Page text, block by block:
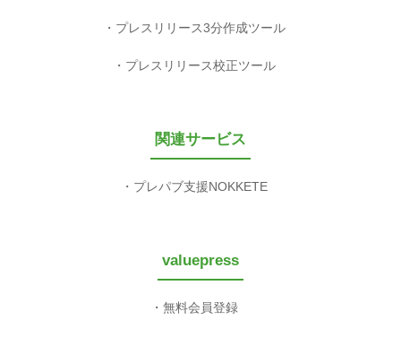
プレスリリース3分作成ツール
プレスリリース校正ツール
関連サービス
プレパブ支援NOKKETE
valuepress
無料会員登録